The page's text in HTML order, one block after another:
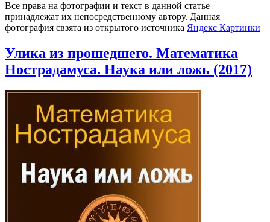
Все права на фотографии и текст в данной статье
принадлежат их непосредственному автору. Данная
фотография свзята из открытого источника Яндекс Картинки
Улика из прошедшего. Математика
Нострадамуса. Наука или ложь (2017)